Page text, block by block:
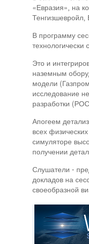
«Евразия», на
В программу
Это и
наземным
модели
исследование
разработки
Апогеем
всех
симуляторе
получении
Слушатели -
докладов на
своеобразной